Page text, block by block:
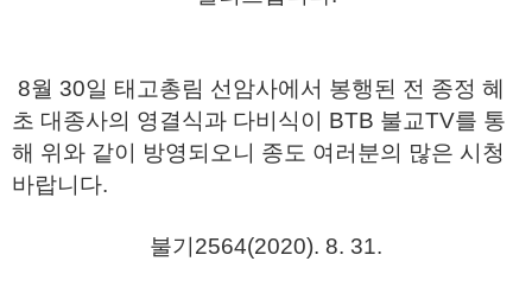
8월 30일 태고총림 선암사에서 봉행된 전 종정 혜
초 대종사의 영결식과 다비식이 BTB 불교TV를 통
해 위와 같이 방영되오니 종도 여러분의 많은 시청
바랍니다.
불기 2564(2020). 8. 31.